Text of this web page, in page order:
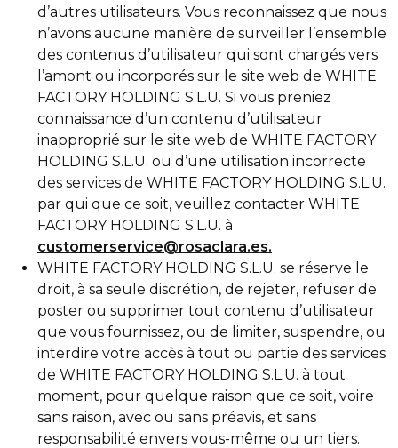
d’autres utilisateurs. Vous reconnaissez que nous
n’avons aucune manière de surveiller l’ensemble
des contenus d’utilisateur qui sont chargés vers
l’amont ou incorporés sur le site web de WHITE
FACTORY HOLDING S.L.U. Si vous preniez
connaissance d’un contenu d’utilisateur
inapproprié sur le site web de WHITE FACTORY
HOLDING S.L.U. ou d’une utilisation incorrecte
des services de WHITE FACTORY HOLDING S.L.U.
par qui que ce soit, veuillez contacter WHITE
FACTORY HOLDING S.L.U. à
customerservice@rosaclara.es.
WHITE FACTORY HOLDING S.L.U. se réserve le
droit, à sa seule discrétion, de rejeter, refuser de
poster ou supprimer tout contenu d’utilisateur
que vous fournissez, ou de limiter, suspendre, ou
interdire votre accès à tout ou partie des services
de WHITE FACTORY HOLDING S.L.U. à tout
moment, pour quelque raison que ce soit, voire
sans raison, avec ou sans préavis, et sans
responsabilité envers vous-même ou un tiers.